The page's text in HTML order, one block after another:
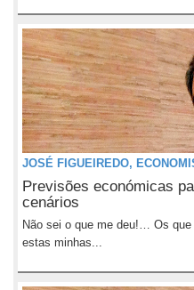
JOSÉ FIGUEIREDO,
Previsões económicas
cenários
Não sei o que me deu!… Os
estas minhas...